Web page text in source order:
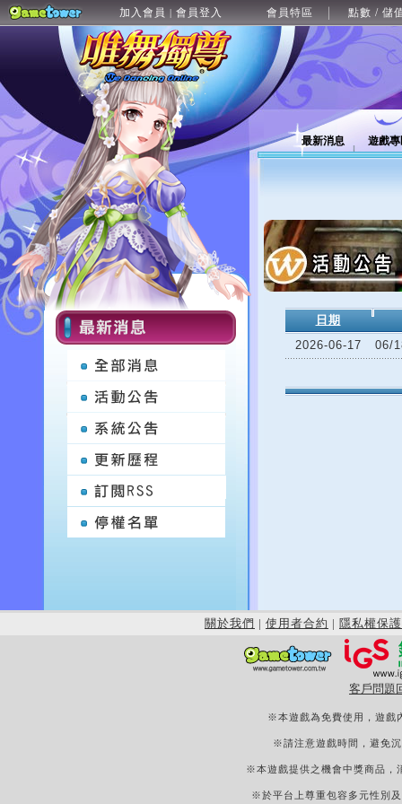
加入會員 | 會員登入 會員特區 點數 / 儲
最新消息 遊戲
日期
2026-06-17
06/
關於我們 | 使用者合約 | 隱私權保護
客戶問題
※本遊戲為免費使用，遊戲
※請注意遊戲時間，避免
※本遊戲提供之機會中獎商品，
※於平台上尊重包容多元性別